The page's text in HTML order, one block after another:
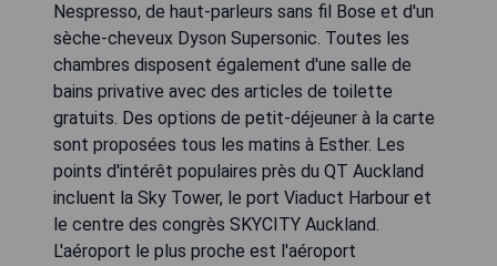
Nespresso, de haut-parleurs sans fil Bose et d'un
sèche-cheveux Dyson Supersonic. Toutes les
chambres disposent également d'une salle de
bains privative avec des articles de toilette
gratuits. Des options de petit-déjeuner à la carte
sont proposées tous les matins à Esther. Les
points d'intérêt populaires près du QT Auckland
incluent la Sky Tower, le port Viaduct Harbour et
le centre des congrès SKYCITY Auckland.
L'aéroport le plus proche est l'aéroport